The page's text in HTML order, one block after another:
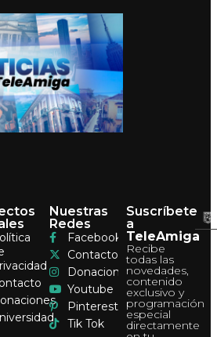
Nuestras
Redes
Facebook
Contacto
Donaciones
Youtube
Pinterest
Tik Tok
Suscríbete
a
TeleAmiga
Recibe
todas las
novedades,
contenido
exclusivo y
programación
especial
directamente